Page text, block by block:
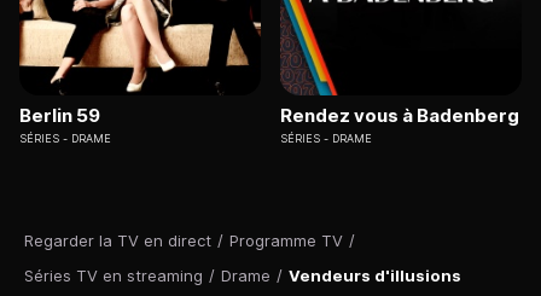
Regarder la TV en direct / Programme TV /
Séries TV en streaming / Drame / Vendeurs d'illusions
Berlin 59
SÉRIES DRAME
Rendez vous à Badenberg
SÉRIES DRAME